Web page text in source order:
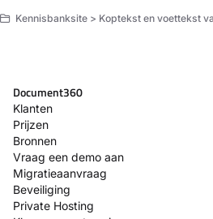
Kennisbanksite > Koptekst en voettekst van
Document360
Klanten
Prijzen
Bronnen
Vraag een demo aan
Migratieaanvraag
Beveiliging
Private Hosting